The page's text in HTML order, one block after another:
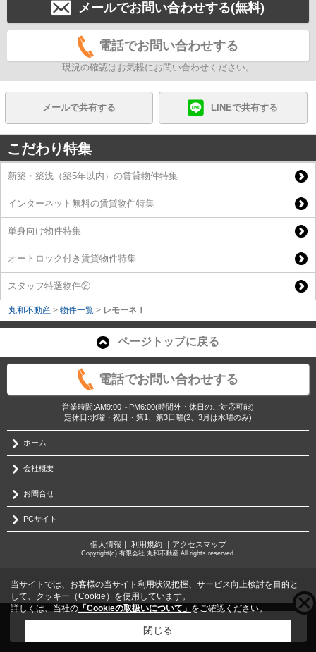
メールでお問い合わせする(無料)
電話でお問い合わせする
現況の確認はお気軽にお問い合わせください。
メールで共有する LINEで共有する
こだわり特集
新築・築浅（築5年以内）の賃貸物件特集
インターネット無料の賃貸物件特集
単身向け物件特集
オートロック付き賃貸物件特集
スタッフ特選物件②
丸和不動産 > 物件一覧 > レモーネⅠ
ページトップに戻る
電話でお問い合わせする
営業時間:AM9:00～PM6:00(時間外・休日のご対応可能)
定休日:水曜・祝日・第1、第3日曜(2、3月は水曜のみ)
ホーム
会社概要
お問合せ
PCサイト
個人情報 利用規約｜ アクセスマップ
Copyright(c) 有限会社 丸和不動産 All rights reserved.
こちらの物件をご覧の方にお勧めな物件
当サイトでは、お客様の当サイト利用状況把握、サービス向上検討を目的と
して、クッキー（Cookie）を使用しています。
詳しくは、当社の 「Cookieの取扱いについて」 をご確認ください。
閉じる